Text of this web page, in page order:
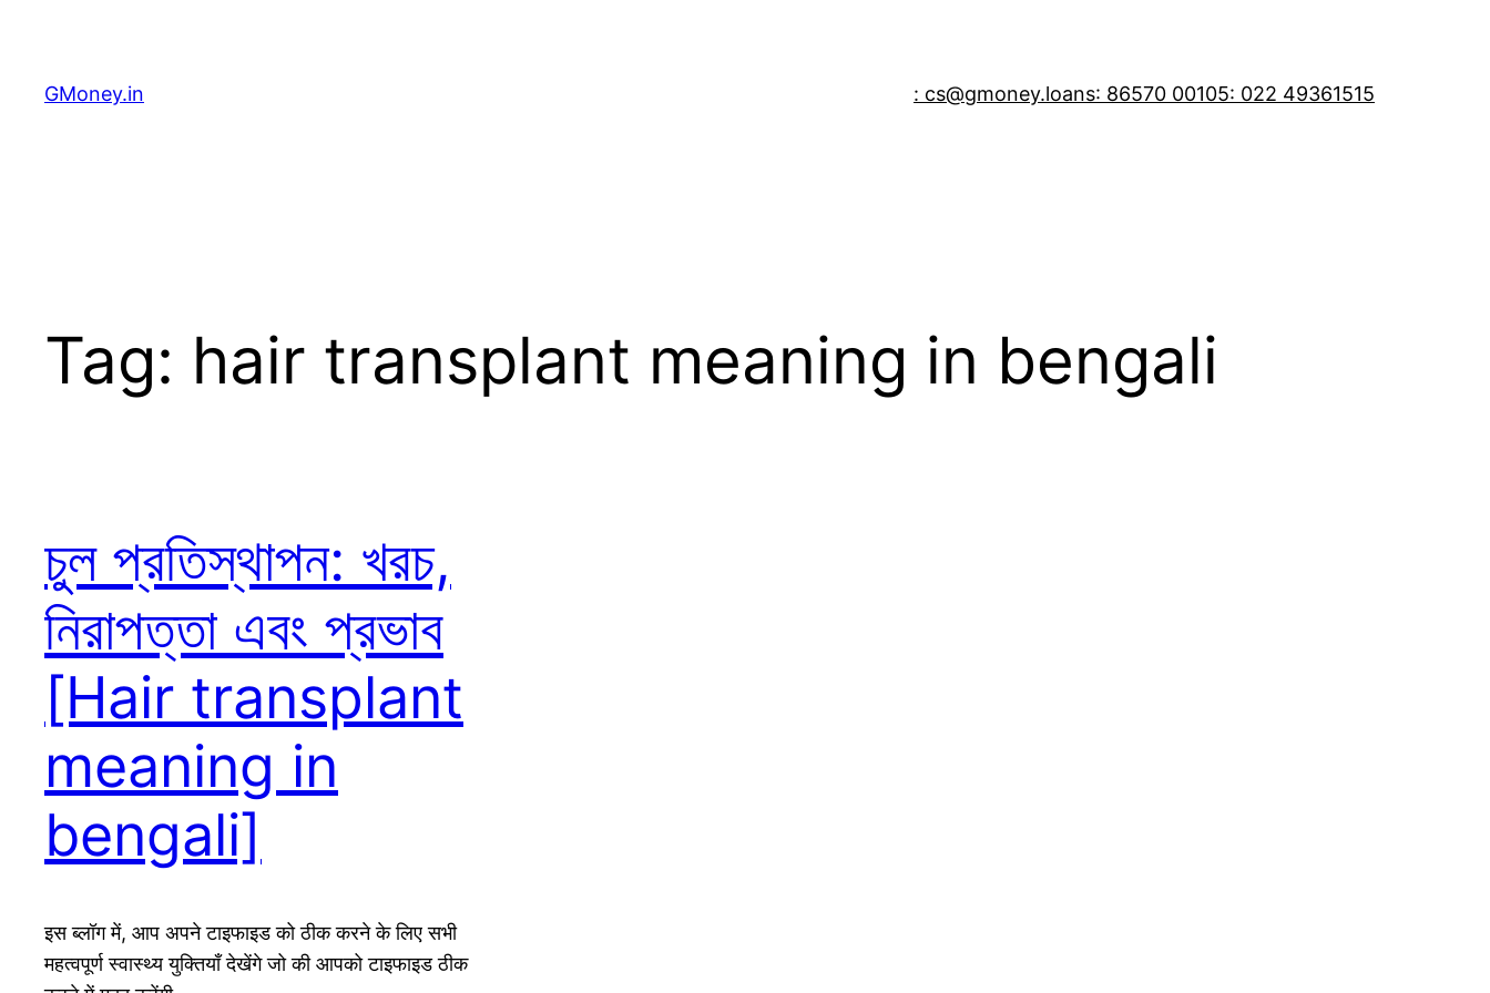
GMoney.in : cs@gmoney.loans: 86570 00105: 022 49361515
Tag: hair transplant meaning in bengali
চুল প্রতিস্থাপন: খরচ,
নিরাপত্তা এবং প্রভাব
[Hair transplant
meaning in
bengali]
इस ब्लॉग में, आप अपने टाइफाइड को ठीक करने के लिए सभी
महत्वपूर्ण स्वास्थ्य युक्तियाँ देखेंगे जो की आपको टाइफाइड ठीक